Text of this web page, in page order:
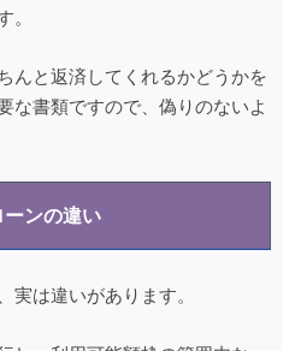
んと返済してくれるかどうかを
な書類ですので、偽りのないよ
ンの違い
実は違いがあります。